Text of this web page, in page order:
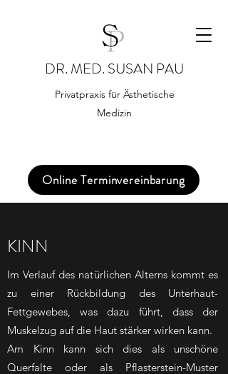
DR. MED. SUSAN PAU
Privatpraxis für Ästhetische
Medizin
Online Terminvereinbarung
KINN
Im Verlauf des natürlichen Alterns kommt es
zu einer Rückbildung des Unterhaut-
Fettgewebes, was dazu führt, dass der
Muskelzug auf die Haut stärker wirken kann.
Am Kinn kann sich dies als unschöne
Querfalte oder als Pflasterstein-Muster